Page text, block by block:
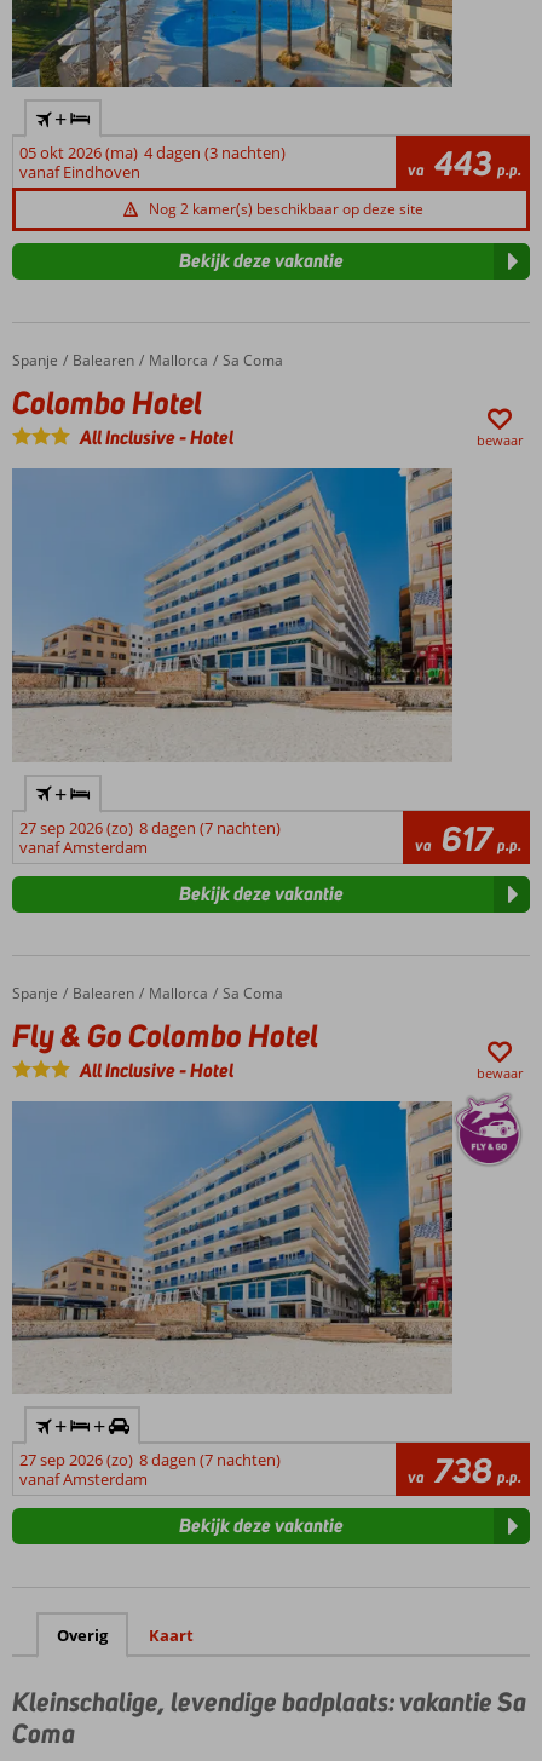
+
05 okt 2026 (ma) 4 dagen (3 nachten)
vanaf Eindhoven
va 443 p.p.
Nog 2 kamer(s) beschikbaar op deze site
Bekijk deze vakantie
Home
Spanje Balearen Mallorca Sa Coma
Colombo Hotel
Colombo Hotel
All Inclusive-Hotel bewaar
+
27 sep 2026 (zo) 8 dagen (7 nachten)
vanaf Amsterdam
va 617 p.p.
Bekijk deze vakantie
Home
Spanje Balearen Mallorca Sa Coma
Fly & Go Colombo Hotel
Fly & Go Colombo Hotel
All Inclusive-Hotel bewaar
+ +
27 sep 2026 (zo) 8 dagen (7 nachten)
vanaf Amsterdam
va 738 p.p.
Bekijk deze vakantie
Overig Kaart
Kleinschalige, levendige badplaats: vakantie Sa
Coma